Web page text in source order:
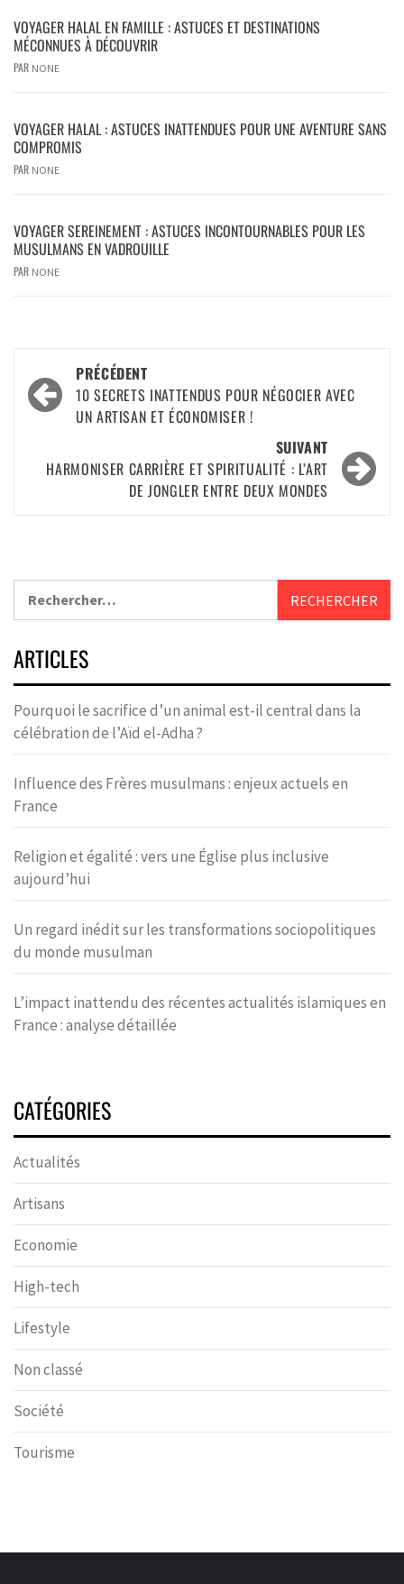
VOYAGER HALAL EN FAMILLE : ASTUCES ET DESTINATIONS
MÉCONNUES À DÉCOUVRIR
PAR NONE
VOYAGER HALAL : ASTUCES INATTENDUES POUR UNE AVENTURE SANS
COMPROMIS
PAR NONE
VOYAGER SEREINEMENT : ASTUCES INCONTOURNABLES POUR LES
MUSULMANS EN VADROUILLE
PAR NONE
PRÉCÉDENT
10 SECRETS INATTENDUS POUR NÉGOCIER AVEC
UN ARTISAN ET ÉCONOMISER !
SUIVANT
HARMONISER CARRIÈRE ET SPIRITUALITÉ : L’ART
DE JONGLER ENTRE DEUX MONDES
ARTICLES
Pourquoi le sacrifice d’un animal est-il central dans la
célébration de l’Aïd el-Adha ?
Influence des Frères musulmans : enjeux actuels en
France
Religion et égalité : vers une Église plus inclusive
aujourd’hui
Un regard inédit sur les transformations sociopolitiques
du monde musulman
L’impact inattendu des récentes actualités islamiques en
France : analyse détaillée
CATÉGORIES
Actualités
Artisans
Economie
High-tech
Lifestyle
Non classé
Société
Tourisme